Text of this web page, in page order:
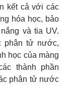
kết cả với các
hóa học, bảo
và tia UV.
phân tử nước,
học của màng
thành phần
phân tử nước